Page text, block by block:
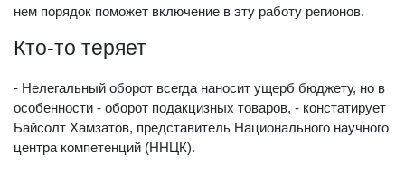
нем порядок поможет включение в эту работу регионов.
Кто-то теряет
- Нелегальный оборот всегда наносит ущерб бюджету, но в
особенности - оборот подакцизных товаров, - констатирует
Байсолт Хамзатов, представитель Национального научного
центра компетенций (ННЦК).